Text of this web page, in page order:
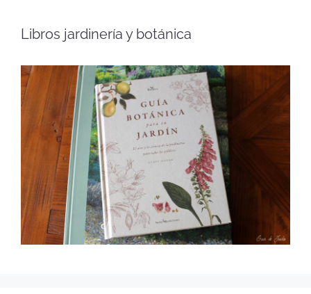
Libros jardinería y botánica